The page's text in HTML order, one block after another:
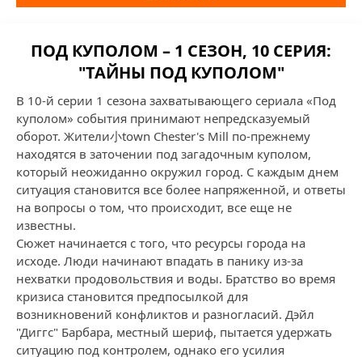
ПОД КУПОЛОМ – 1 СЕЗОН, 10 СЕРИЯ:
"ТАЙНЫ ПОД КУПОЛОМ"
В 10-й серии 1 сезона захватывающего сериала «Под
куполом» события принимают непредсказуемый
оборот. Жители小town Chester's Mill по-прежнему
находятся в заточении под загадочным куполом,
который неожиданно окружил город. С каждым днем
ситуация становится все более напряженной, и ответы
на вопросы о том, что происходит, все еще не
известны.
Сюжет начинается с того, что ресурсы города на
исходе. Люди начинают впадать в панику из-за
нехватки продовольствия и воды. Братство во время
кризиса становится предпосылкой для
возникновений конфликтов и разногласий. Дэйл
"Диггс" Барбара, местный шериф, пытается удержать
ситуацию под контролем, однако его усилия